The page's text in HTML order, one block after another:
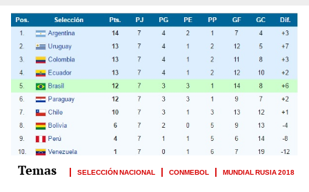
SELECCIÓN NACIONAL CONMEBOL MUNDIAL RUSIA 2018